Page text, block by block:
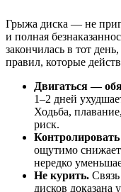
Грыжа диска — не
и полная
закончилась в тот
правил, которые
Двигаться —
1–2 дней
Ходьба,
риск.
Контролировать
ощутимо
нередко
Не курить.
дисков доказана